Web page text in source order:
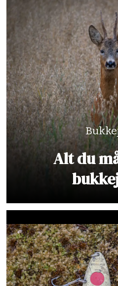
Alt du